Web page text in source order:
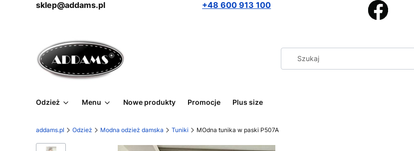
sklep@addams.pl +48 600 913 100
Odzież Menu Nowe produkty Promocje Plus size
addams.pl Odzież Modna odzież damska Tuniki MOdna tunika w paski P507A